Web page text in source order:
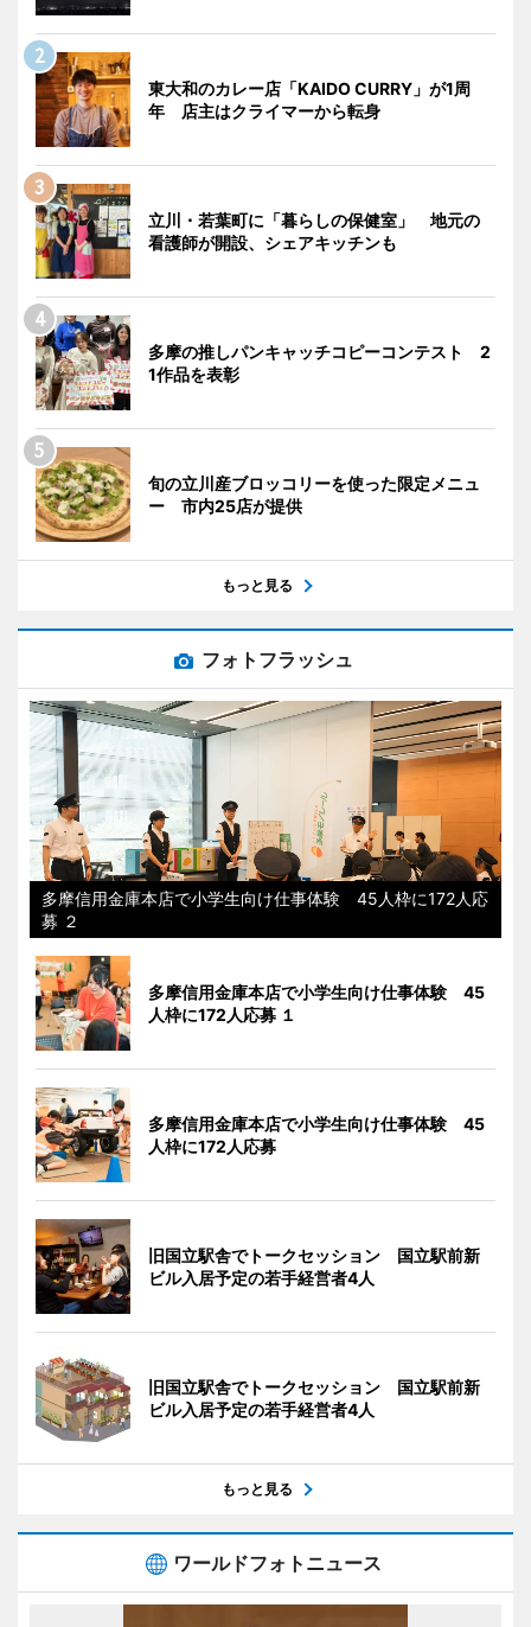
東大和のカレー店「KAIDO CURRY」が1周
年 店主はクライマーから転身
立川・若葉町に「暮らしの保健室」 地元の
看護師が開設、シェアキッチンも
多摩の推しパンキャッチコピーコンテスト 2
1作品を表彰
旬の立川産ブロッコリーを使った限定メニュ
ー 市内25店が提供
もっと見る
フォトフラッシュ
多摩信用金庫本店で小学生向け仕事体験 45人枠に172人応
募 ２
多摩信用金庫本店で小学生向け仕事体験 45
人枠に172人応募 １
多摩信用金庫本店で小学生向け仕事体験 45
人枠に172人応募
旧国立駅舎でトークセッション 国立駅前新
ビル入居予定の若手経営者4人
旧国立駅舎でトークセッション 国立駅前新
ビル入居予定の若手経営者4人
もっと見る
ワールドフォトニュース